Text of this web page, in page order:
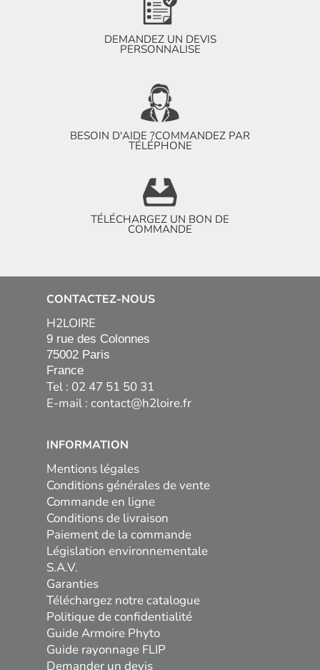
DEMANDEZ UN DEVIS
PERSONNALISE
BESOIN D'AIDE ?COMMANDEZ PAR
TÉLÉPHONE
TÉLÉCHARGEZ UN BON DE
COMMANDE
CONTACTEZ-NOUS
H2LOIRE
9 rue des Colonnes
75002 Paris
France
Tel : 02 47 51 50 31
E-mail : contact@h2loire.fr
INFORMATION
Mentions légales
Conditions générales de vente
Commande en ligne
Conditions de livraison
Paiement de la commande
Législation environnementale
S.A.V.
Garanties
Téléchargez notre catalogue
Politique de confidentialité
Guide Armoire Phyto
Guide rayonnage FLIP
Demander un devis